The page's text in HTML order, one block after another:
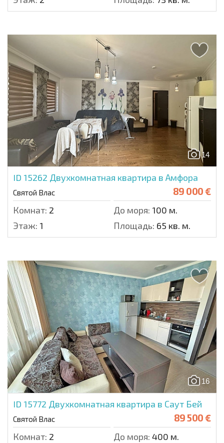
14
ID 15262 Двухкомнатная квартира в Амфора
Святой Влас 89 000 €
Комнат: 2 До моря: 100 м.
Этаж: 1 Площадь: 65 кв. м.
16
ID 15772 Двухкомнатная квартира в Саут Бей
Святой Влас 89 500 €
Комнат: 2 До моря: 400 м.